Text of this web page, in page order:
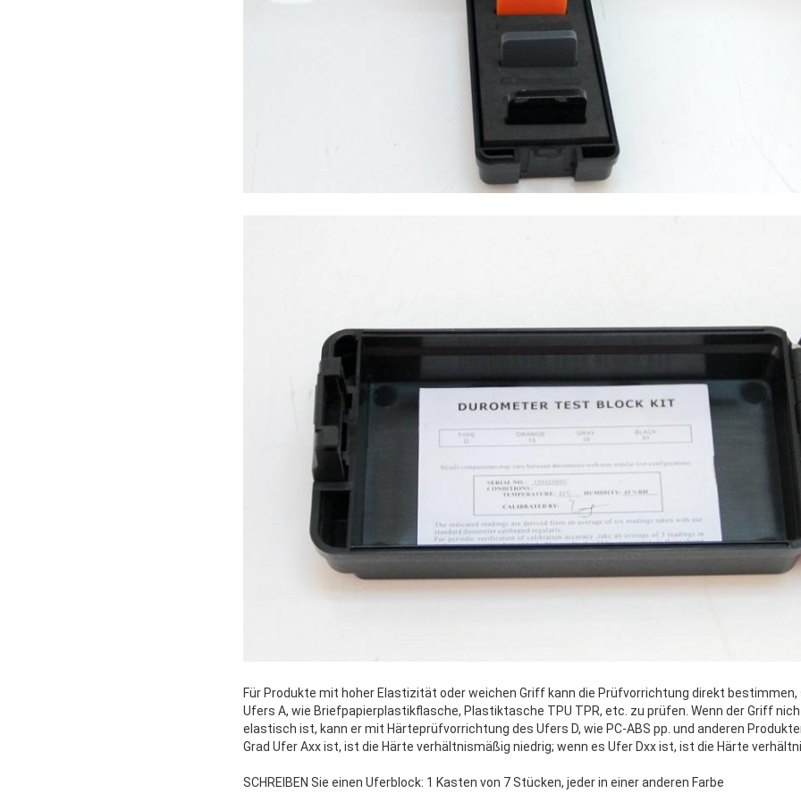
Für Produkte mit hoher Elastizität oder weichen Griff kann die Prüfvorrichtung direkt
Ufers A, wie Briefpapierplastikflasche, Plastiktasche TPU TPR, etc. zu prüfen. Wenn der Griff
elastisch ist, kann er mit Härteprüfvorrichtung des Ufers D, wie PC-ABS pp. und anderen
Grad Ufer Axx ist, ist die Härte verhältnismäßig niedrig; wenn es Ufer Dxx ist, ist die Härte
SCHREIBEN Sie einen Uferblock: 1 Kasten von 7 Stücken, jeder in einer anderen Farbe